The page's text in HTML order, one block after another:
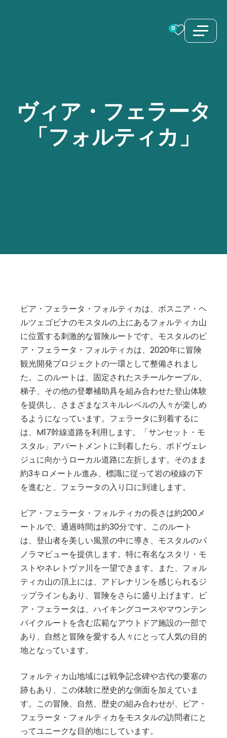
0
ヴィア・フェラータ
「フォルティカ」
ビア・フェラータ・フォルティカは、ボスニア・ヘ
ルツェゴビナのモスタルの上にあるフォルティカ山
に位置する刺激的な冒険ルートです。モスタルのビ
ア・フェラータ・フォルティカは、2020年に冒険
観光開発プロジェクトの一環として整備されまし
た。このルートは、固定されたスチールケーブル、
梯子、その他の登攀補助具を組み合わせた登山体験
を提供し、さまざまなスキルレベルの人々が楽しめ
るようになっています。フェラータに到着するに
は、M17幹線道路を利用します。「サンセット・モ
スタル」アパートメントに到着したら、ポドヴェレ
ジュに向かうローカル道路に左折します。そのまま
約3キロメートル進み、標識に従って岩の稜線の下
を進むと、フェラータの入り口に到達します。
ビア・フェラータ・フォルティカの長さは約200メ
ートルで、通過時間は約30分です。このルート
は、登山者を美しい風景の中に導き、モスタルのパ
ノラマビューを提供します。特に有名なスタリ・モ
ストやネレトヴァ川を一望できます。また、フォル
ティカ山の頂上には、アドレナリンを感じられるジ
ップラインもあり、冒険をさらに盛り上げます。ビ
ア・フェラータは、ハイキングコースやマウンテン
バイクルートを含む広範なアウトドア施設の一部で
あり、自然と冒険を愛する人々にとって人気の目的
地となっています。
フォルティカ山地域には戦争記念碑や古代の要塞の
跡もあり、この体験に歴史的な側面を加えていま
す。この冒険、自然、歴史の組み合わせが、ビア・
フェラータ・フォルティカをモスタルの訪問者にと
ってユニークな目的地にしています。